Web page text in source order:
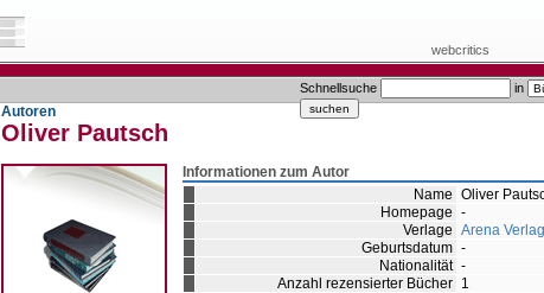
webcritics
Schnellsuche in
Autoren
Oliver Pautsch
Informationen zum Autor
Name Oliver
Homepage -
Verlage Arena Verlag
Geburtsdatum -
Nationalität -
Anzahl rezensierter Bücher 1